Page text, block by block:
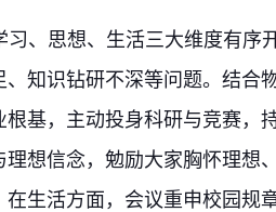
习、思想、生活三大维度有序
、知识钻研不深等问题。结合
根基，主动投身科研与竞赛，
理想信念，勉励大家胸怀理想
在生活方面，会议重申校园规